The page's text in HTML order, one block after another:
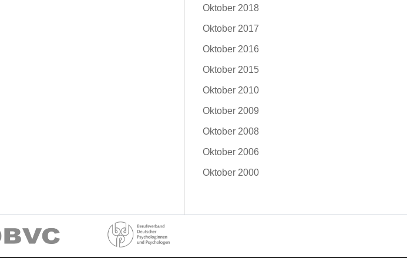
Oktober 2018
Oktober 2017
Oktober 2016
Oktober 2015
Oktober 2010
Oktober 2009
Oktober 2008
Oktober 2006
Oktober 2000